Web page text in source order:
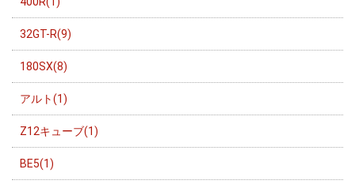
32GT-R(9)
180SX(8)
アルト(1)
Z12キューブ(1)
BE5(1)